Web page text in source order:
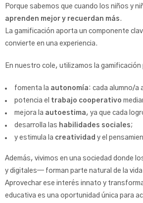
Porque sabemos que cuando los niños y
aprenden mejor y recuerdan más.
La gamificación aporta un componente
convierte en una experiencia.
En nuestro cole, utilizamos la gamificación
fomenta la autonomía: cada alumno/a
potencia el trabajo cooperativo
mejora la autoestima, ya que cada
desarrolla las habilidades sociales;
y estimula la creatividad y el
Además, vivimos en una sociedad donde
y digitales— forman parte natural de la
Aprovechar ese interés innato y
educativa es una oportunidad única para